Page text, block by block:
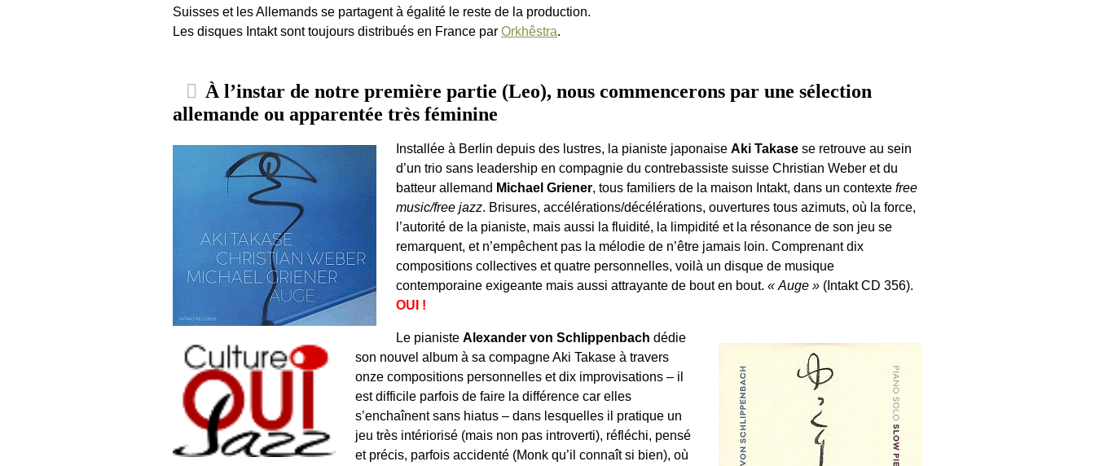
Suisses et les Allemands se partagent à égalité le reste de la production.
Les disques Intakt sont toujours distribués en France par Orkhêstra.
À l’instar de notre première partie (Leo), nous commencerons par une sélection
allemande ou apparentée très féminine
Installée à Berlin depuis des lustres, la pianiste japonaiseAki Takase se retrouve au sein
d’un trio sans leadership en compagnie du contrebassiste suisse Christian Weber et du
batteur allemand Michael Griener, tous familiers de la maison Intakt, dans un contextefree
music/free jazz. Brisures, accélérations/décélérations, ouvertures tous azimuts, où la force,
l’autorité de la pianiste, mais aussi la fluidité, la limpidité et la résonance de son jeu se
remarquent, et n’empêchent pas la mélodie de n’être jamais loin. Comprenant dix
compositions collectives et quatre personnelles, voilà un disque de musique
contemporaine exigeante mais aussi attrayante de bout en bout.« Auge » (Intakt CD 356).
OUI !
Le pianisteAlexander von Schlippenbach dédie
son nouvel album à sa compagne Aki Takase à travers
onze compositions personnelles et dix improvisations – il
est difficile parfois de faire la différence car elles
s’enchaînent sans hiatus – dans lesquelles il pratique un
jeu très intériorisé (mais non pas introverti), réfléchi, pensé
et précis, parfois accidenté (Monk qu’il connaît si bien), où